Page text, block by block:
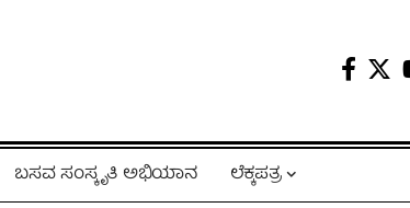
ಬಸವ ಸಂಸ್ಕೃತಿ ಅಭಿಯಾನ ಲೆಕ್ಕಪತ್ರ